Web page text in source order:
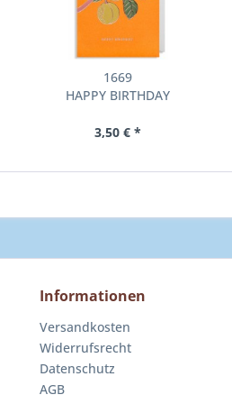
1669
HAPPY BIRTHDAY
3,50 € *
Informationen
Versandkosten
Widerrufsrecht
Datenschutz
AGB